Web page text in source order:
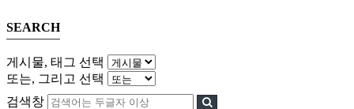
SEARCH
게시물, 태그 선택
또는, 그리고 선택
검색창